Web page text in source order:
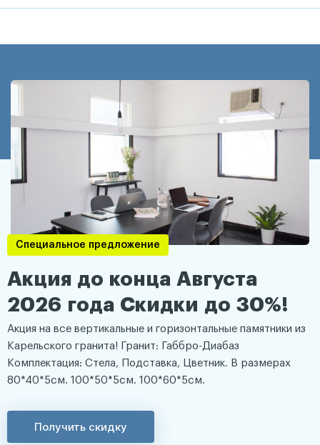
Специальное предложение
Акция до конца Августа
2026 года Скидки до 30%!
Акция на все вертикальные и горизонтальные памятники из
Карельского гранита! Гранит: Габбро-Диабаз
Комплектация: Стела, Подставка, Цветник. В размерах
80*40*5см. 100*50*5см. 100*60*5см.
Получить скидку